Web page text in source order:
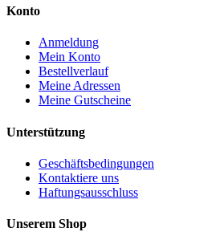
Konto
Anmeldung
Mein Konto
Bestellverlauf
Meine Adressen
Meine Gutscheine
Unterstützung
Geschäftsbedingungen
Kontaktiere uns
Haftungsausschluss
Unserem Shop